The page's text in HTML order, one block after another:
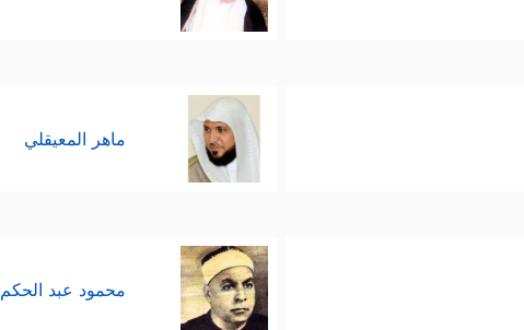
ماهر المعيقلي
محمود عبد الحكم